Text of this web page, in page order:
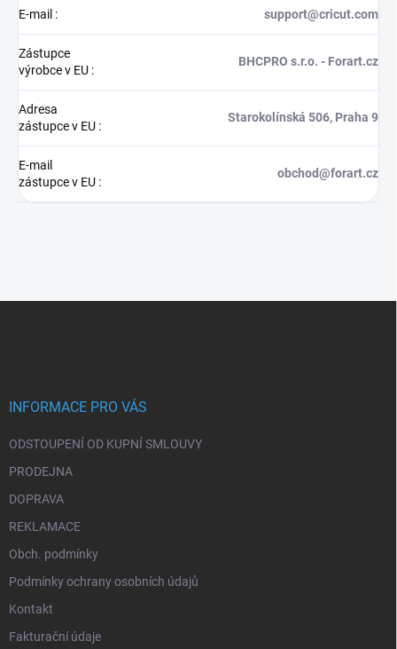
E-mail : support@cricut.com
Zástupce
výrobce v EU :
BHCPRO s.r.o. - Forart.cz
Adresa
zástupce v EU :
Starokolínská 506, Praha 9
E-mail
zástupce v EU :
obchod@forart.cz
INFORMACE PRO VÁS
ODSTOUPENÍ OD KUPNÍ SMLOUVY
PRODEJNA
DOPRAVA
REKLAMACE
Obch. podmínky
Podmínky ochrany osobních údajů
Kontakt
Fakturační údaje